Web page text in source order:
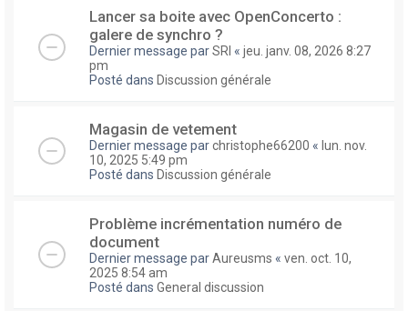
Lancer sa boite avec OpenConcerto :
galere de synchro ?
Dernier message parSRI « jeu. janv. 08, 2026 8:27
pm
Posté dans Discussion générale
Magasin de vetement
Dernier message parchristophe66200 « lun. nov.
10, 2025 5:49 pm
Posté dans Discussion générale
Problème incrémentation numéro de
document
Dernier message parAureusms « ven. oct. 10,
2025 8:54 am
Posté dans General discussion